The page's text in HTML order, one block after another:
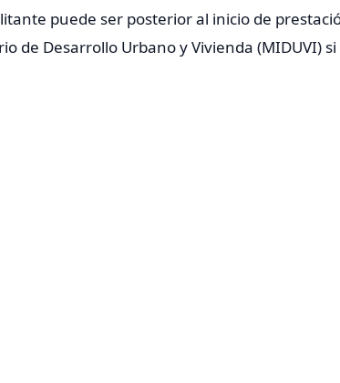
puede ser posterior al inicio de
de Desarrollo Urbano y Vivienda (MIDUVI)